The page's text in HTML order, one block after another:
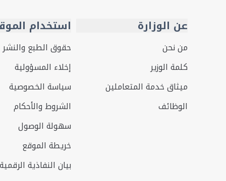
عن الوزارة
من نحن
كلمة الوزير
ميثاق خدمة المتعاملين
الوظائف
استخدام
حقوق الطبع والنشر
إخلاء المسؤولية
سياسة الخصوصية
الشروط والأحكام
سهولة الوصول
خريطة الموقع
بيان النفاذية